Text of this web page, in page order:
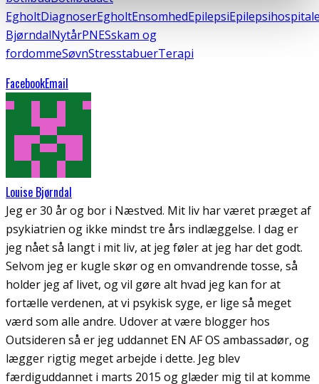
EgholtDiagnoserEgholtEnsomhedEpilepsi
BjørndalNytårPNESskam og
fordommeSøvnStresstabuerTerapi
FacebookEmail
Louise Bjørndal
Jeg er 30 år og bor i Næstved. Mit liv har været præget af
psykiatrien og ikke mindst tre års indlæggelse. I dag er
jeg nået så langt i mit liv, at jeg føler at jeg har det godt.
Selvom jeg er kugle skør og en omvandrende tosse, så
holder jeg af livet, og vil gøre alt hvad jeg kan for at
fortælle verdenen, at vi psykisk syge, er lige så meget
værd som alle andre. Udover at være blogger hos
Outsideren så er jeg uddannet EN AF OS ambassadør, og
lægger rigtig meget arbejde i dette. Jeg blev
færdiguddannet i marts 2015 og glæder mig til at komme